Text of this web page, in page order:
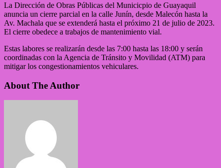
La Dirección de Obras Públicas del Municicpio de Guayaquil
anuncia un cierre parcial en la calle Junín, desde Malecón hasta la
Av. Machala que se extenderá hasta el próximo 21 de julio de 2023.
El cierre obedece a trabajos de mantenimiento vial.
Estas labores se realizarán desde las 7:00 hasta las 18:00 y serán
coordinadas con la Agencia de Tránsito y Movilidad (ATM) para
mitigar los congestionamientos vehiculares.
About The Author